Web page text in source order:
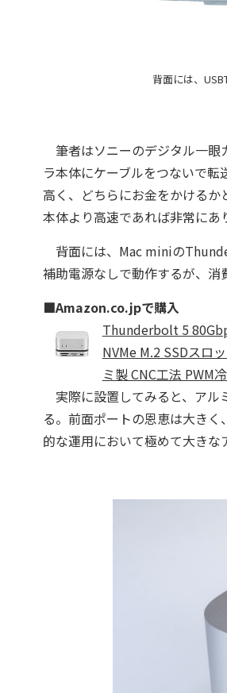
背面には、
筆者はソニーのデジタル一眼
ラ本体にケーブルをつないで
高く、どちらにお金をかける
本体より高速であれば非常にあ
背面には、Mac miniの
補助電源なしで動作するが、消
■Amazon.co.jpで購入
Thunderbolt 5
NVMe M.2 SSDスロ
ミ製 CNC工法 PWM
実際に設置してみると、アル
る。前面ポートの恩恵は大き
的な運用において極めて大きな